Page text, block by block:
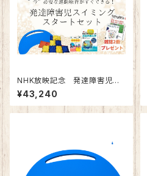
NHK放映記念 発達障害児ス
イミング 浮き具セット
¥43,240